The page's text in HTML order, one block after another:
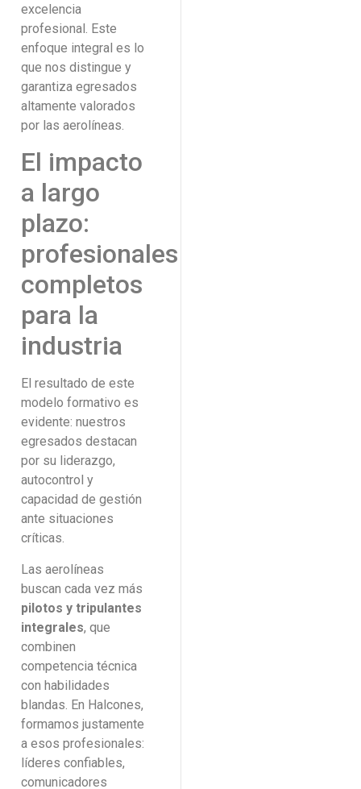
excelencia
profesional. Este
enfoque integral es lo
que nos distingue y
garantiza egresados
altamente valorados
por las aerolíneas.
El impacto
a largo
plazo:
profesionales
completos
para la
industria
El resultado de este
modelo formativo es
evidente: nuestros
egresados destacan
por su liderazgo,
autocontrol y
capacidad de gestión
ante situaciones
críticas.
Las aerolíneas
buscan cada vez más
pilotos y tripulantes
integrales, que
combinen
competencia técnica
con habilidades
blandas. En Halcones,
formamos justamente
a esos profesionales:
líderes confiables,
comunicadores